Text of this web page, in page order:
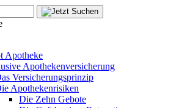
Apotheke
Apothekenversicherung
Versicherungsprinzip
Apothekenrisiken
Die Zehn Gebote